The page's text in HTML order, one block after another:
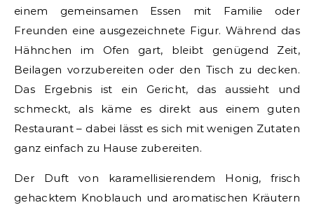
einem gemeinsamen Essen mit Familie oder
Freunden eine ausgezeichnete Figur. Während das
Hähnchen im Ofen gart, bleibt genügend Zeit,
Beilagen vorzubereiten oder den Tisch zu decken.
Das Ergebnis ist ein Gericht, das aussieht und
schmeckt, als käme es direkt aus einem guten
Restaurant – dabei lässt es sich mit wenigen Zutaten
ganz einfach zu Hause zubereiten.
Der Duft von karamellisierendem Honig, frisch
gehacktem Knoblauch und aromatischen Kräutern